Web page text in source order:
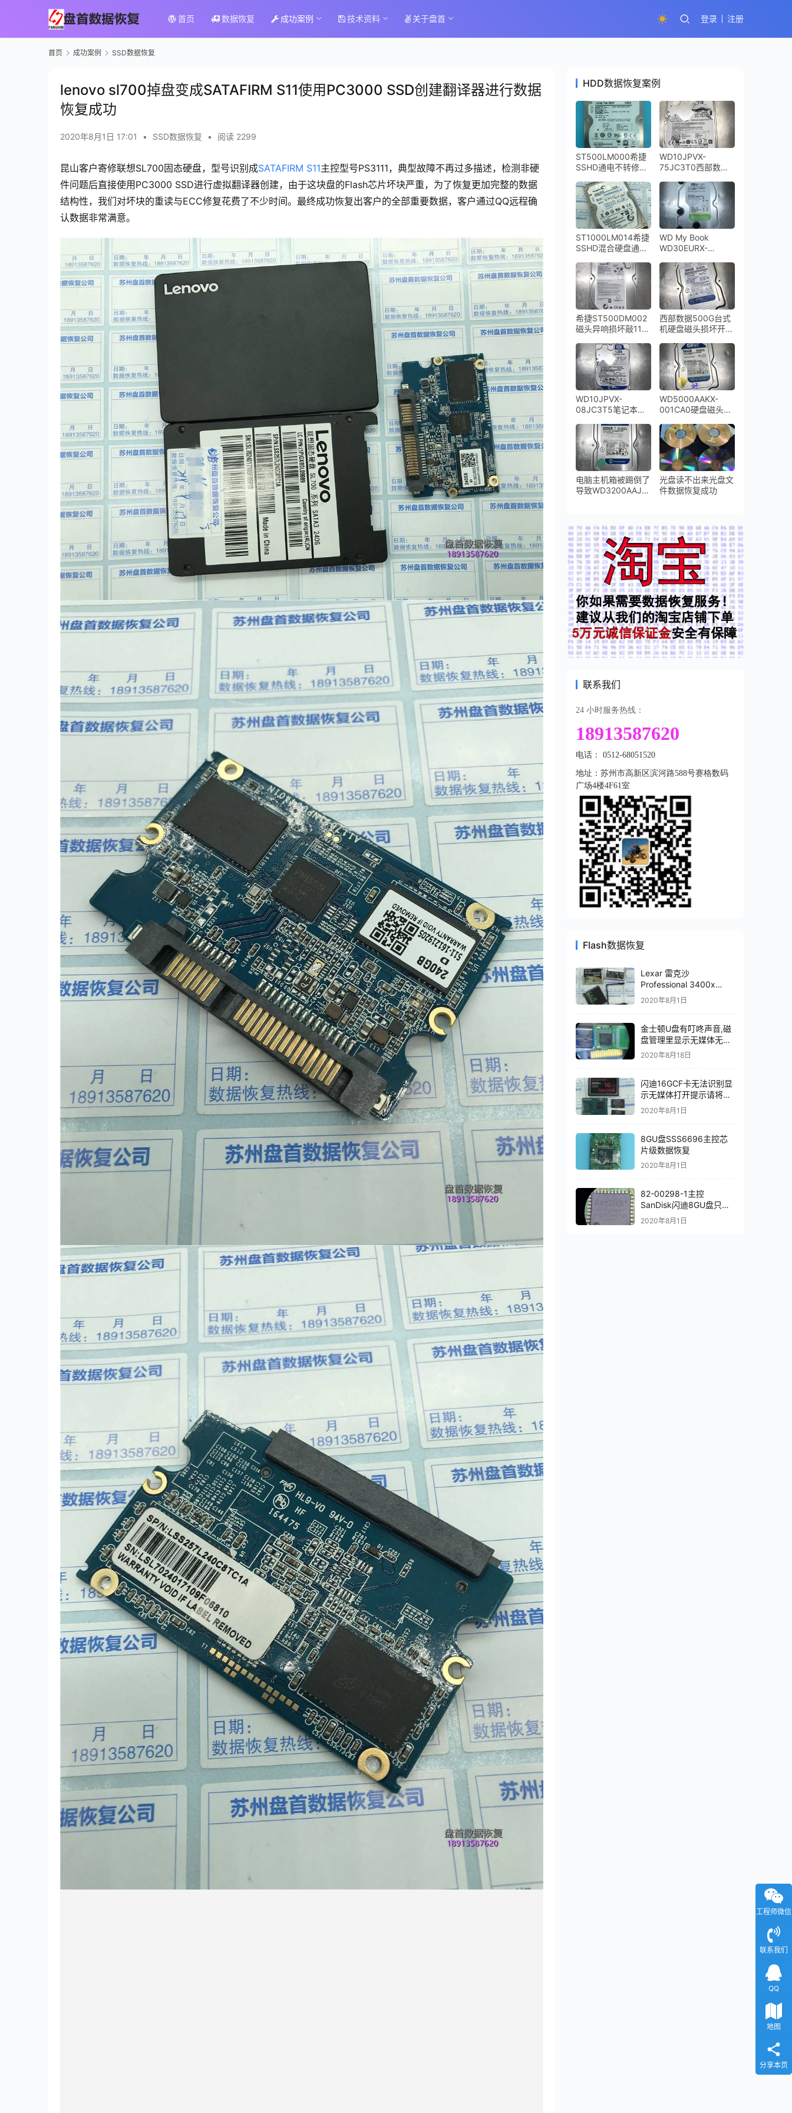
首页 数据恢复 成功案例 技术资料 关于盘首 登录 注册
首页 成功案例 SSD数据恢复
lenovo sl700掉盘变成SATAFIRM S11使用PC3000 SSD创建翻译器进行数据
恢复成功
2020年8月1日 17:01 • SSD数据恢复 • 阅读 2299
昆山客户寄修联想SL700固态硬盘，型号识别成SATAFIRM S11主控型号PS3111，典型故障不再过多描述，检测非硬
件问题后直接使用PC3000 SSD进行虚拟翻译器创建，由于这块盘的Flash芯片坏块严重，为了恢复更加完整的数据
结构性，我们对坏块的重读与ECC修复花费了不少时间。最终成功恢复出客户的全部重要数据，客户通过QQ远程确
认数据非常满意。
HDD数据恢复案例
ST500LM000希捷
SSHD通电不转修复
WD10JPVX-
75JC3T0西部数据
恢复成功
ST1000LM014希捷
SSHD混合硬盘通电
WD My Book
WD30EURX-
盘倒下摔坏导致磁头
损坏开盘数据恢复成
功
希捷ST500DM002
磁头异响损坏敲11声
成功
西部数据500G台式
机硬盘磁头损坏开盘
WD10JPVX-
08JC3T5笔记本硬
咔咔响开盘恢复成功
WD5000AAKX-
001CA0硬盘磁头损
电脑主机箱被踢倒了
导致WD3200AAJS
光盘读不出来光盘文
件数据恢复成功
联系我们
24 小时服务热线：
18913587620
电话： 0512-68051520
地址：苏州市高新区滨河路588号赛格数码
广场4楼4F61室
Flash数据恢复
Lexar 雷克沙
Professional 3400x
CFast 2.0损坏无法识别
数据恢复成功
2020年8月1日
金士顿U盘有叮咚声音,磁
盘管理里显示无媒体无法
识别主控PS2251-07-V
2020年8月18日
闪迪16GCF卡无法识别显
示无媒体打开提示请将磁
盘插入芯片级数据恢复成
2020年8月1日
8GU盘SSS6696主控芯
片级数据恢复
2020年8月1日
82-00298-1主控
SanDisk闪迪8GU盘只认
64M容量打开提示需要程
式化读取芯片恢复成功
2020年8月1日
工程师微信
联系我们
QQ
地图
分享本页